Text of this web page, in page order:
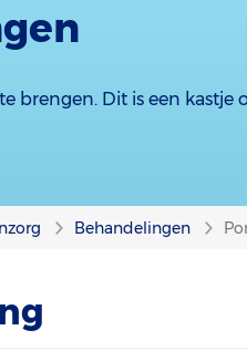
brengen. Dit is een kastje
Behandelingen